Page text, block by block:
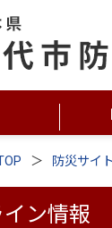
防災サイト
ン情報